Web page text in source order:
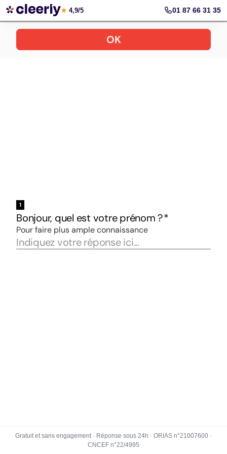
Votre simulation gratuite et personnalisée
★ 4,9/5 01 87 66 31 35
Gratuit et sans engagement · Réponse sous 24h · ORIAS n°21007600 ·
CNCEF n°22/4995